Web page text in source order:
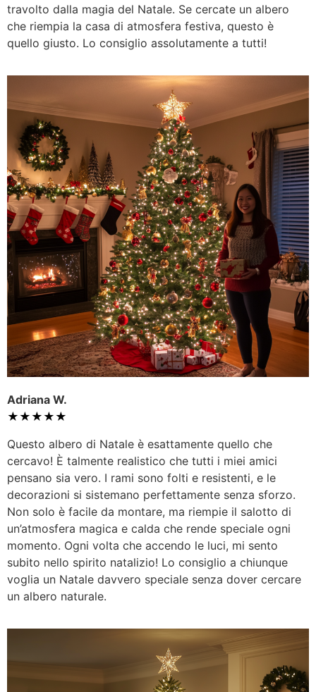
travolto dalla magia del Natale. Se cercate un albero
che riempia la casa di atmosfera festiva, questo è
quello giusto. Lo consiglio assolutamente a tutti!
Adriana W.
★★★★★
Questo albero di Natale è esattamente quello che
cercavo! È talmente realistico che tutti i miei amici
pensano sia vero. I rami sono folti e resistenti, e le
decorazioni si sistemano perfettamente senza sforzo.
Non solo è facile da montare, ma riempie il salotto di
un’atmosfera magica e calda che rende speciale ogni
momento. Ogni volta che accendo le luci, mi sento
subito nello spirito natalizio! Lo consiglio a chiunque
voglia un Natale davvero speciale senza dover cercare
un albero naturale.